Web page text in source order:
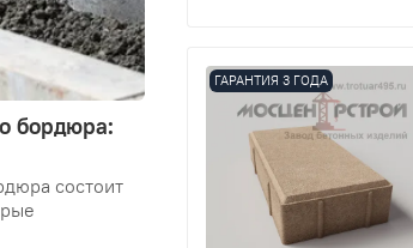
ГАРАНТИЯ 3 ГОДА
бордюра:
состоит